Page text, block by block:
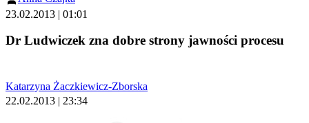
23.02.2013 | 01:01
Dr Ludwiczek zna dobre strony jawności procesu
Katarzyna Żaczkiewicz-Zborska
22.02.2013 | 23:34